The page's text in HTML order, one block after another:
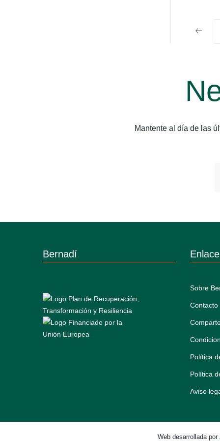
Mantente al día de las
Bernadí
Sobre
Contacto
Política
Política
Aviso
Web desarrollada por